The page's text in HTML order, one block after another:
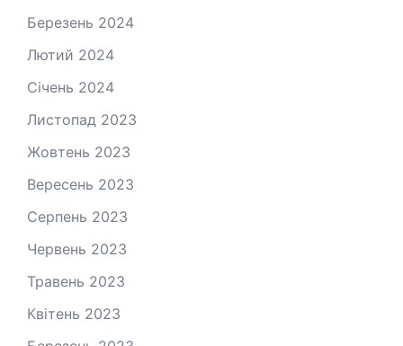
Березень 2024
Лютий 2024
Січень 2024
Листопад 2023
Жовтень 2023
Вересень 2023
Серпень 2023
Червень 2023
Травень 2023
Квітень 2023